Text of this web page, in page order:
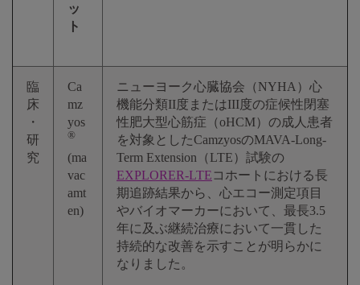
ッ
ト
臨
床
・
研
究
Ca
mz
yos
®
(ma
vac
amt
en)
ニューヨーク心臓協会（NYHA）心
機能分類II度またはIII度の症候性閉塞
性肥大型心筋症（oHCM）の成人患者
を対象としたCamzyosのMAVA-Long-
Term Extension（LTE）試験の
EXPLORER-LTE コホートにおける長
期追跡結果から、心エコー測定項目
やバイオマーカーにおいて、最長3.5
年に及ぶ継続治療において一貫した
持続的な改善を示すことが明らかに
なりました。